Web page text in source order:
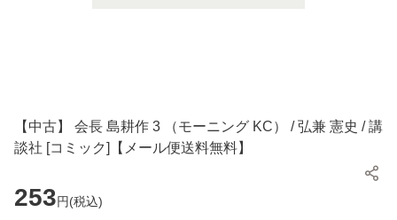
【中古】 会長 島耕作 3 （モーニング KC） / 弘兼 憲史 / 講
談社 [コミック]【メール便送料無料】
253円(税込)